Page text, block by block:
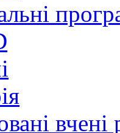
вчені